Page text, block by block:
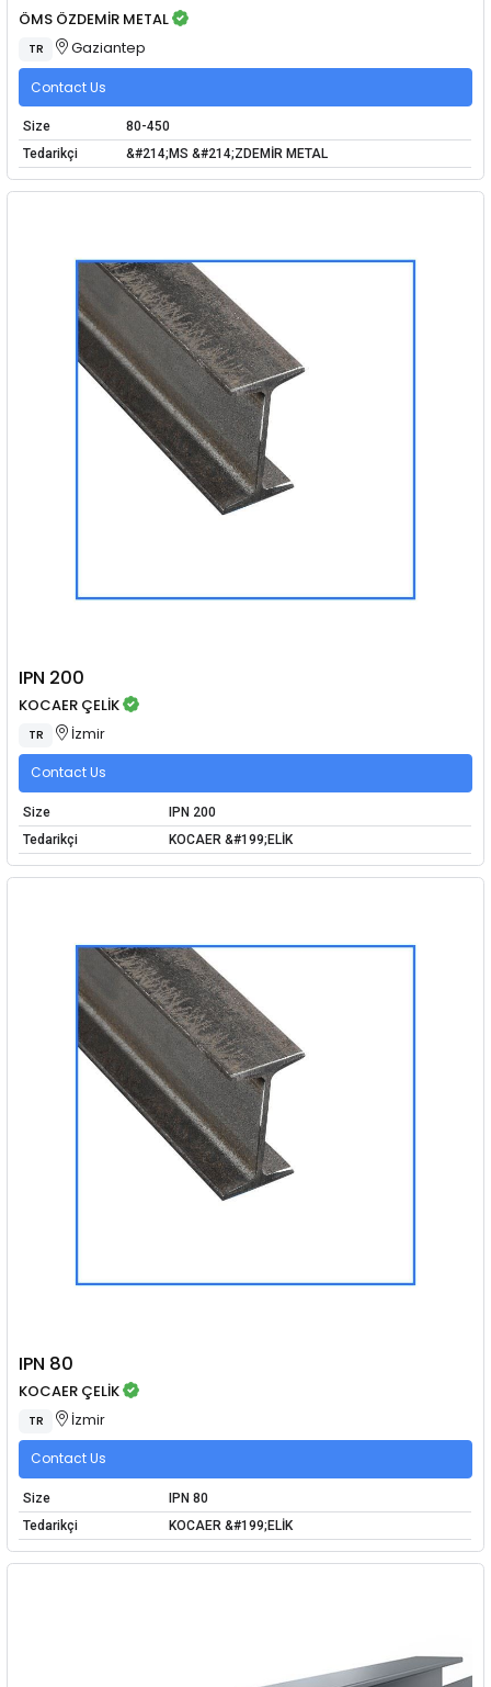
ÖMS ÖZDEMİR METAL
TR Gaziantep
Contact Us
Size
80-450
Tedarikçi
&#214;MS &#214;ZDEMİR METAL
IPN 200
KOCAER ÇELİK
TR İzmir
Contact Us
Size
IPN 200
Tedarikçi
KOCAER &#199;ELİK
IPN 80
KOCAER ÇELİK
TR İzmir
Contact Us
Size
IPN 80
Tedarikçi
KOCAER &#199;ELİK